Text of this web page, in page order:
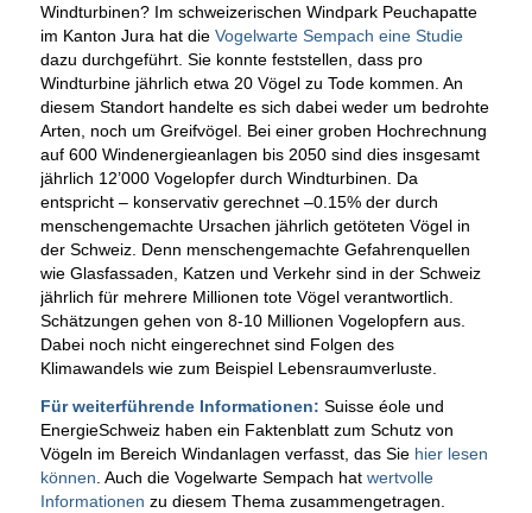
Windturbinen? Im schweizerischen Windpark Peuchapatte
im Kanton Jura hat die Vogelwarte Sempach eine Studie
dazu durchgeführt. Sie konnte feststellen, dass pro
Windturbine jährlich etwa 20 Vögel zu Tode kommen. An
diesem Standort handelte es sich dabei weder um bedrohte
Arten, noch um Greifvögel. Bei einer groben Hochrechnung
auf 600 Windenergieanlagen bis 2050 sind dies insgesamt
jährlich 12’000 Vogelopfer durch Windturbinen. Da
entspricht – konservativ gerechnet –0.15% der durch
menschengemachte Ursachen jährlich getöteten Vögel in
der Schweiz. Denn menschengemachte Gefahrenquellen
wie Glasfassaden, Katzen und Verkehr sind in der Schweiz
jährlich für mehrere Millionen tote Vögel verantwortlich.
Schätzungen gehen von 8-10 Millionen Vogelopfern aus.
Dabei noch nicht eingerechnet sind Folgen des
Klimawandels wie zum Beispiel Lebensraumverluste.
Für weiterführende Informationen: Suisse éole und
EnergieSchweiz haben ein Faktenblatt zum Schutz von
Vögeln im Bereich Windanlagen verfasst, das Sie hier lesen
können. Auch die Vogelwarte Sempach hat wertvolle
Informationen zu diesem Thema zusammengetragen.